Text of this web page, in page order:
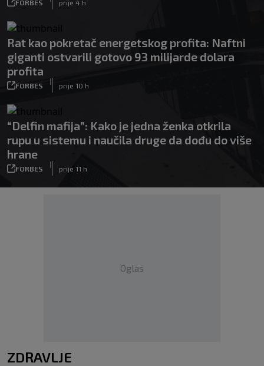
FORBES prije 4 h
Rat kao pokretač energetskog profita: Naftni
giganti ostvarili gotovo 93 milijarde dolara
profita
FORBES
|
prije 10 h
“Delfin mafija”: Kako je jedna ženka otkrila
rupu u sistemu i naučila druge da dođu do više
hrane
FORBES
|
prije 11 h
Oglas
ZDRAVLJE